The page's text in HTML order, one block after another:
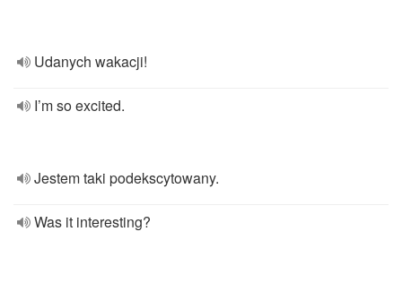
Udanych wakacji!
I’m so excited.
Jestem taki podekscytowany.
Was it interesting?